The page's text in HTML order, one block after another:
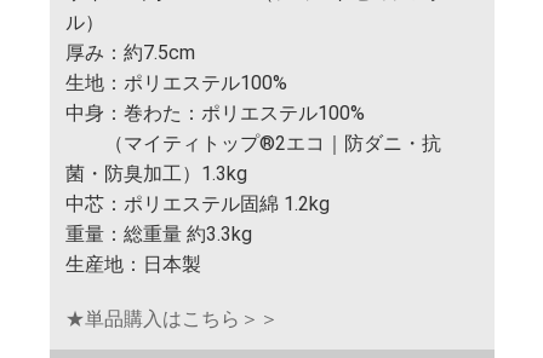
ル）
厚み：約7.5cm
生地：ポリエステル100%
中身：巻わた：ポリエステル100%
（マイティトップ®2エコ｜防ダニ・抗
菌・防臭加工）1.3kg
中芯：ポリエステル固綿 1.2kg
重量：総重量 約3.3kg
生産地：日本製
★単品購入はこちら＞＞